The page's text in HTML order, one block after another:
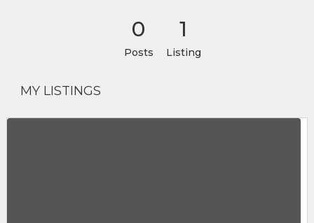
0
Posts
1
Listing
MY LISTINGS